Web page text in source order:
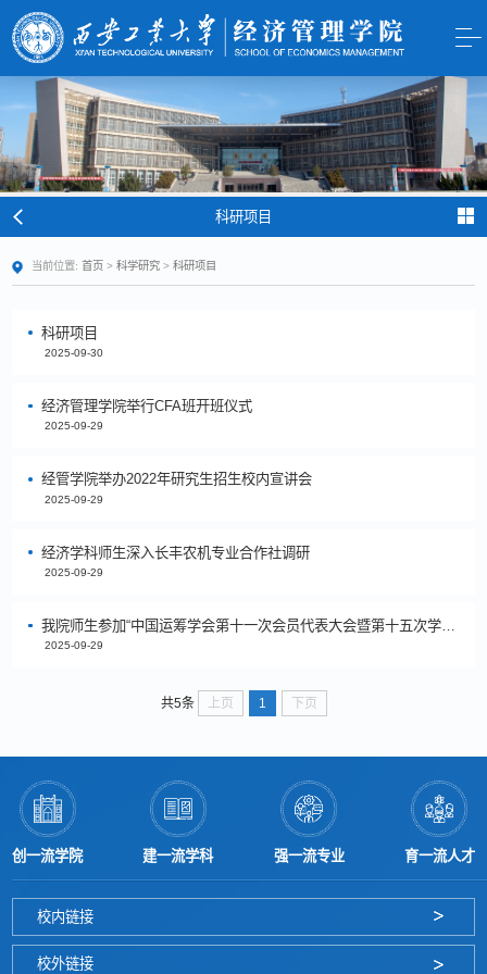
科研项目
当前位置: 首页 >科学研究 >科研项目
科研项目
2025-09-30
经济管理学院举行CFA班开班仪式
2025-09-29
经管学院举办2022年研究生招生校内宣讲会
2025-09-29
经济学科师生深入长丰农机专业合作社调研
2025-09-29
我院师生参加“中国运筹学会第十一次会员代表大会暨第十五次学术交流会”
2025-09-29
共5条 上页 1 下页
创一流学院 建一流学科 强一流专业 育一流人才
校内链接
校外链接